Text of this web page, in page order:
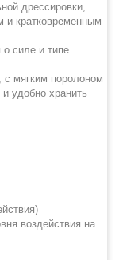
дрессировки,
и кратковременным
силе и типе
с мягким поролоном
и удобно хранить
воздействия на